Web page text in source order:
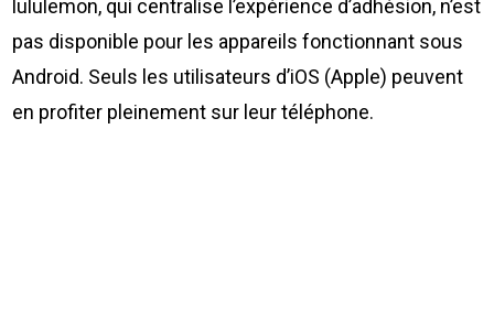
lululemon, qui centralise l’expérience d’adhésion, n’est
pas disponible pour les appareils fonctionnant sous
Android. Seuls les utilisateurs d’iOS (Apple) peuvent
en profiter pleinement sur leur téléphone.